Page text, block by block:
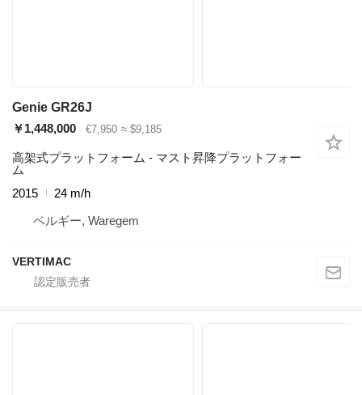
Genie GR26J
￥1,448,000
€7,950 ≈ $9,185
高架式プラットフォーム - マスト昇降プラットフォー
ム
2015
24 m/h
ベルギー, Waregem
VERTIMAC